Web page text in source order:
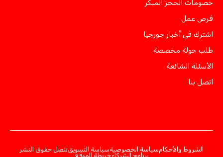
خصومات الحجز المبكر
فرص عمل
اشترك في أخبار جورجيا
طلب جولة مخصصة
الأسئلة الشائعة
اتصل بنا
الشروط والأحكامسياسة الخصوصيةسياسة التسويقتنصل حقوق النشر
برنامج الشركاءخريطة الموقع